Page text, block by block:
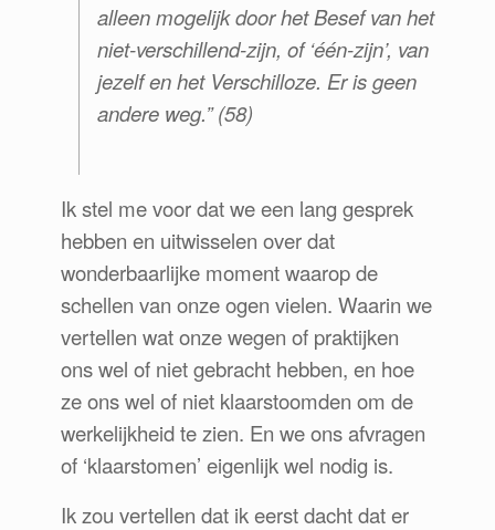
alleen mogelijk door het Besef van het
niet-verschillend-zijn, of ‘één-zijn’, van
jezelf en het Verschilloze. Er is geen
andere weg.”(58)
Ik stel me voor dat we een lang gesprek
hebben en uitwisselen over dat
wonderbaarlijke moment waarop de
schellen van onze ogen vielen. Waarin we
vertellen wat onze wegen of praktijken
ons wel of niet gebracht hebben, en hoe
ze ons wel of niet klaarstoomden om de
werkelijkheid te zien. En we ons afvragen
of ‘klaarstomen’ eigenlijk wel nodig is.
Ik zou vertellen dat ik eerst dacht dat er